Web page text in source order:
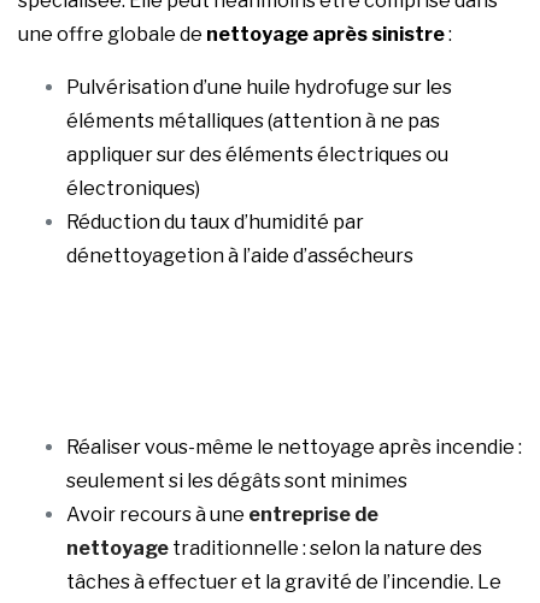
une offre globale de nettoyage après sinistre:
Pulvérisation d’une huile hydrofuge sur les
éléments métalliques (attention à ne pas
appliquer sur des éléments électriques ou
électroniques)
Réduction du taux d’humidité par
dénettoyagetion à l’aide d’assécheurs
Réaliser vous-même le nettoyage après incendie :
seulement si les dégâts sont minimes
Avoir recours à une entreprise de
nettoyage traditionnelle : selon la nature des
tâches à effectuer et la gravité de l’incendie. Le